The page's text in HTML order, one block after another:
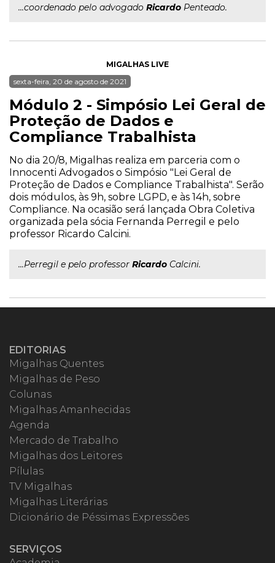
...coordenado pelo advogado Ricardo Penteado.
MIGALHAS LIVE
sexta-feira, 20 de agosto de 2021
Módulo 2 - Simpósio Lei Geral de
Proteção de Dados e
Compliance Trabalhista
No dia 20/8, Migalhas realiza em parceria com o
Innocenti Advogados o Simpósio "Lei Geral de
Proteção de Dados e Compliance Trabalhista". Serão
dois módulos, às 9h, sobre LGPD, e às 14h, sobre
Compliance. Na ocasião será lançada Obra Coletiva
organizada pela sócia Fernanda Perregil e pelo
professor Ricardo Calcini.
...Perregil e pelo professor Ricardo Calcini.
EDITORIAS
Migalhas Quentes
Migalhas de Peso
Colunas
Migalhas Amanhecidas
Agenda
Mercado de Trabalho
Migalhas dos Leitores
Pílulas
TV Migalhas
Migalhas Literárias
Dicionário de Péssimas Expressões
SERVIÇOS